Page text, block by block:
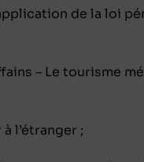
de la loi
– Le tourisme
l’étranger ;